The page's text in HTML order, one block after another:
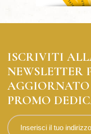
ISCRIVITI
NEWSLETTER
PROMO